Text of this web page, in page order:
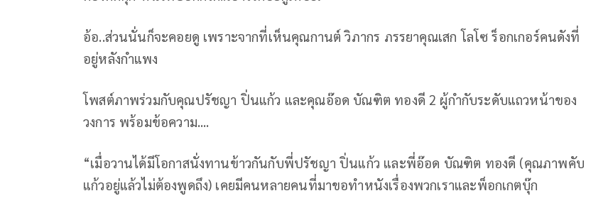
อ้อ..ส่วนนั่นก็จะคอยดู เพราะจากที่เห็นคุณกานต์ วิภากร ภรรยาคุณเสก โลโซ ร็อกเกอร์คนดังที่
อยู่หลังกำแพง
โพสต์ภาพร่วมกับคุณปรัชญา ปิ่นแก้ว และคุณอ๊อด บัณฑิต ทองดี 2 ผู้กำกับระดับแถวหน้าของ
วงการ พร้อมข้อความ....
“เมื่อวานได้มีโอกาสนั่งทานข้าวกันกับพี่ปรัชญา ปิ่นแก้ว และพี่อ๊อด บัณฑิต ทองดี (คุณภาพคับ
แก้วอยู่แล้วไม่ต้องพูดถึง) เคยมีคนหลายคนที่มาขอทำหนังเรื่องพวกเราและพ็อกเกตบุ๊ก